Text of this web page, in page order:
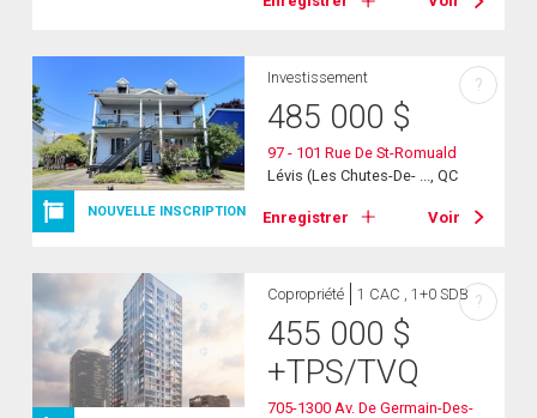
NOUVELLE INSCRIPTION
Investissement
485 000 $
97 - 101 Rue De St-Romuald
Lévis (Les Chutes-De- ..., QC
Enregistrer Voir
?
Copropriété 1 CAC , 1+0 SDB
455 000 $
+TPS/TVQ
705-1300 Av. De Germain-Des-
?